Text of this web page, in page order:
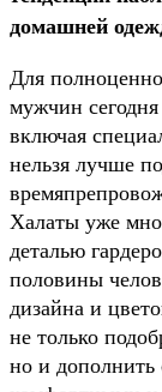
домашней
Для
мужчин
включая
нельзя лучше
Халаты уже
деталью
половины
дизайна и
не только
но и